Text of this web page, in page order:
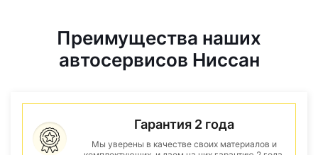
Преимущества наших
автосервисов Ниссан
Гарантия 2 года
Мы уверены в качестве своих материалов и